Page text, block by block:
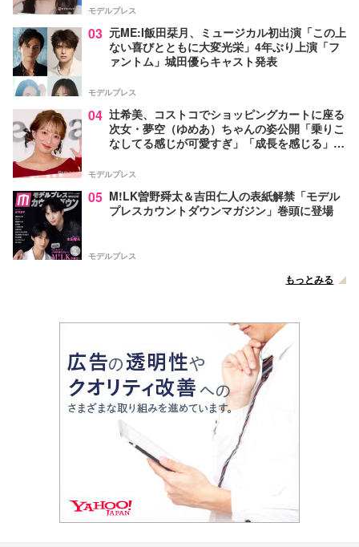
モデルプレス
03 元ME:I飯田栞月、ミュージカル初出演「この上
ない喜びとともに大変光栄」4年ぶり上演「フ
ァントム」城田優らキャスト発表
モデルプレス
04 辻希美、コストコでショッピングカートに座る
次女・夢空（ゆめあ）ちゃんの姿公開「乗りこ
なしてる感じが可愛すぎ」「成長を感じる」の
モデルプレス
05 M!LK曽野舜太＆吉田仁人の表紙解禁「モデル
プレスカウントダウンマガジン」巻頭に登場
モデルプレス
もっとみる